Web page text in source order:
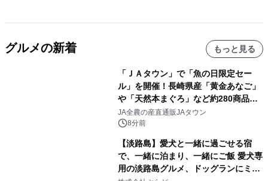
グルメの新着 もっと見る
「ＪＡタウン」で「魚の日限定セー
ル」を開催！長崎県産「黄金あなご」
や「天然本まぐろ」など約280商品を
販売！～毎月１０日の定例企画～
JA全農の産直通販JAタウン
8分前
【淡路島】愛犬と一緒に過ごせる宿
で、一緒に泊まり、一緒にご飯 愛犬専
用の淡路島グルメ、ドッグランにミニ